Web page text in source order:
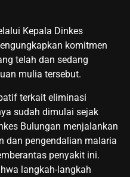
Kepala Dinkes
komitmen
telah dan sedang
mulia tersebut.
terkait eliminasi
sudah dimulai sejak
Bulungan menjalankan
dan pengendalian malaria
penyakit ini.
langkah-langkah